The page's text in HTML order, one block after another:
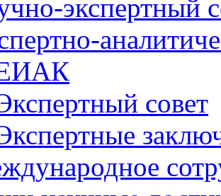
экспертный
совет